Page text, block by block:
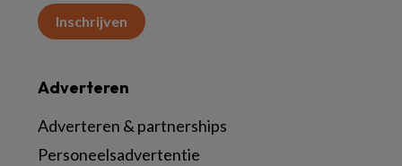
Inschrijven
Adverteren
Adverteren & partnerships
Personeelsadvertentie